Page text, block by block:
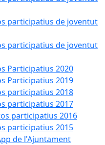
participatius de joventut
participatius de joventut
Participatius 2020
Participatius 2019
participatius 2018
participatius 2017
participatius 2016
participatius 2015
de l'Ajuntament